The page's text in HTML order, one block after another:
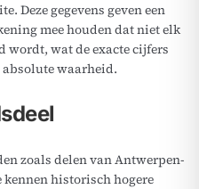
Deze gegevens geven een
mee houden dat niet elk
wordt, wat de exacte cijfers
waarheid.
zoals delen van Antwerpen-
kennen historisch hogere